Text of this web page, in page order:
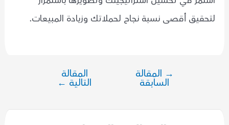
لتحقيق أقصى نسبة نجاح لحملاتك وزيادة المبيعات.
تصفّح→ المقالة
السابقة
المقالة
التالية ←